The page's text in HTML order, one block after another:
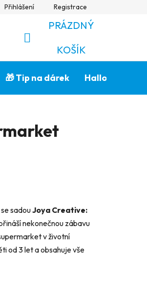
Přihlášení Registrace
NÁKUPNÍ
KOŠÍK
PRÁZDNÝ
KOŠÍK
🎁 Tip na dárek Halloween🎃
sadouJoya Creative:
nekonečnou zábavu
v životní
od 3 let a obsahuje vše